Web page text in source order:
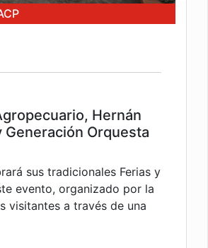
Hernán
Generación Orquesta
sus tradicionales Ferias y
evento, organizado por la
visitantes a través de una